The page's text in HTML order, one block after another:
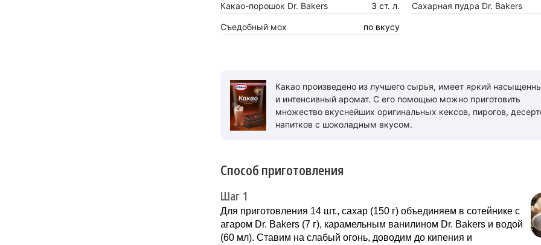
Какао-порошок Dr. Bakers 3 ст. л. Сахарная пудра Dr. Bakers
Съедобный мох по вкусу
Какао произведено из лучшего сырья, имеет яркий
и интенсивный аромат. С его помощью можно приготовить
множество вкуснейших оригинальных кексов, пирогов,
напитков с шоколадным вкусом.
Способ приготовления
Шаг 1
Для приготовления 14 шт., сахар (150 г) объединяем в сотейнике с
агаром Dr. Bakers (7 г), карамельным ванилином Dr. Bakers и водой
(60 мл). Ставим на слабый огонь, доводим до кипения и